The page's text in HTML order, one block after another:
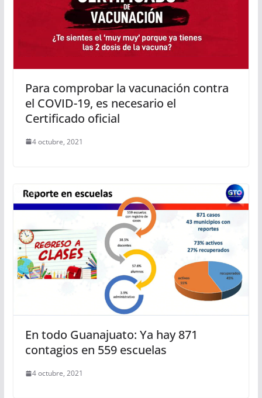
Para comprobar la vacunación contra
el COVID-19, es necesario el
Certificado oficial
4 octubre, 2021
En todo Guanajuato: Ya hay 871
contagios en 559 escuelas
4 octubre, 2021